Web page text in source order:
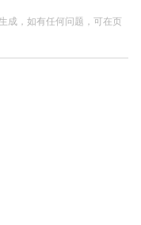
成，如有任何问题，可在页